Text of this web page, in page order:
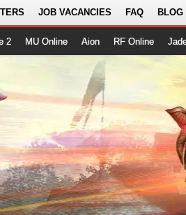
JOB VACANCIES FAQ BLOG
2 MU Online Aion RF Online